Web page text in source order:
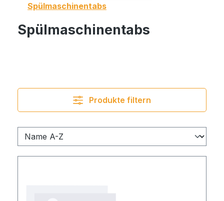
Spülmaschinentabs
Spülmaschinentabs
Produkte filtern